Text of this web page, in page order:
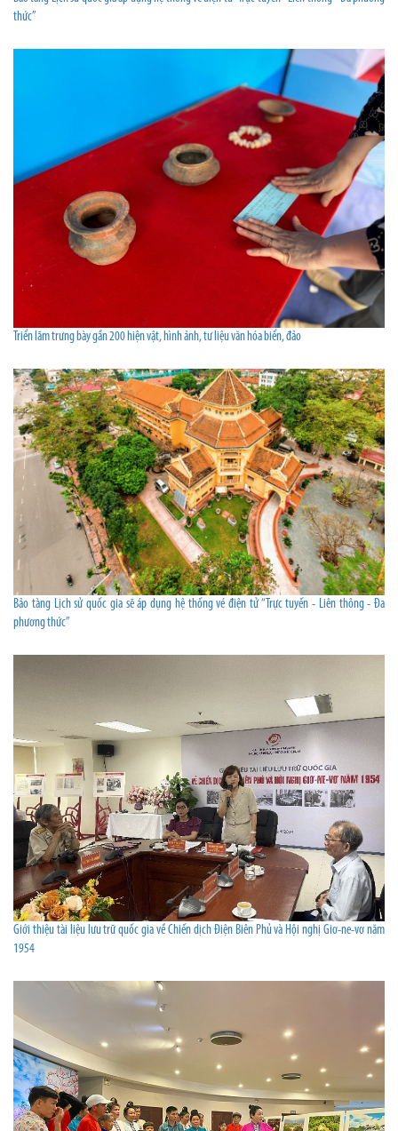
thức”
Triển lãm trưng bày gần 200 hiện vật, hình ảnh, tư liệu văn hóa biển, đảo
Bảo tàng Lịch sử quốc gia sẽ áp dụng hệ thống vé điện tử “Trực tuyến - Liên thông - Đa
phương thức”
Giới thiệu tài liệu lưu trữ quốc gia về Chiến dịch Điện Biên Phủ và Hội nghị Giơ-ne-vơ năm
1954